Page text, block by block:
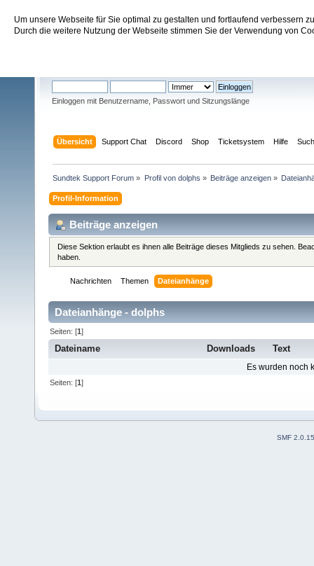
Um unsere Webseite für Sie optimal zu gestalten und fortlaufend verbessern
Durch die weitere Nutzung der Webseite stimmen Sie der Verwendung von
Sundtek Support Forum
Einloggen mit Benutzername, Passwort und Sitzungslänge
Übersicht Support Chat Discord Shop Ticketsystem Hilfe
Sundtek Support Forum » Profil von dolphs » Beiträge anzeigen»
Profil-Information
Beiträge anzeigen
Diese Sektion erlaubt es ihnen alle Beiträge dieses Mitglieds zu sehen.
haben.
Nachrichten Themen Dateianhänge
Dateianhänge - dolphs
Seiten: [1]
Dateiname Downloads Text
Es wurden noch
Seiten: [1]
SMF 2.0.15